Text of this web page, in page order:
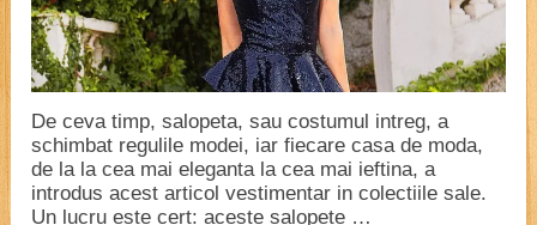
De ceva timp, salopeta, sau costumul intreg, a
schimbat regulile modei, iar fiecare casa de moda,
de la la cea mai eleganta la cea mai ieftina, a
introdus acest articol vestimentar in colectiile sale.
Un lucru este cert: aceste salopete …